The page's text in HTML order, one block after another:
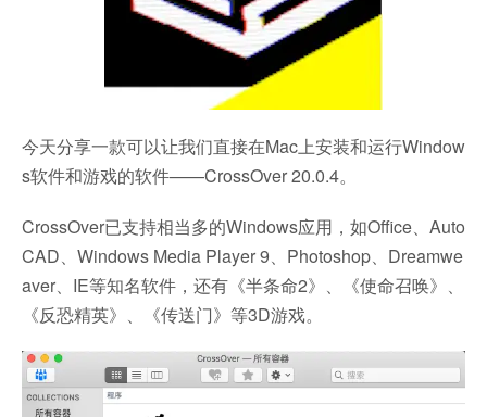
今天分享一款可以让我们直接在Mac上安装和运行Window
s软件和游戏的软件——CrossOver 20.0.4。
CrossOver已支持相当多的Windows应用，如Office、Auto
CAD、Windows Media Player 9、Photoshop、Dreamwe
aver、IE等知名软件，还有《半条命2》、《使命召唤》、
《反恐精英》、《传送门》等3D游戏。